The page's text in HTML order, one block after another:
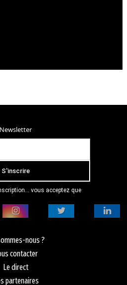
Newsletter
vous acceptez que
le but de vous envoyer
d’informations. Pour plus
nous ?
contacter
Le direct
partenaires